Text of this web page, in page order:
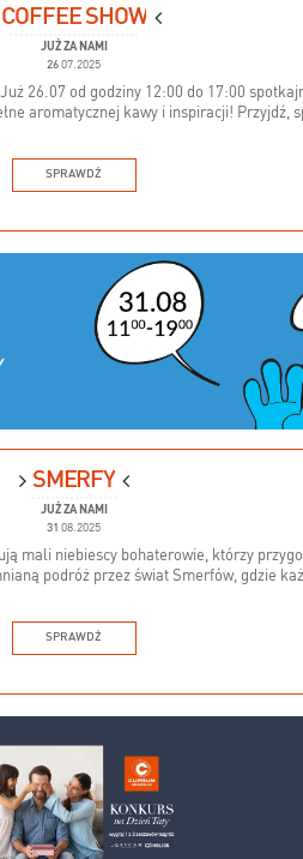
COFFEE SHOW
JUŻ ZA NAMI
26 07.2025
26.07 od godziny 12:00 do 17:00
aromatycznej kawy i inspiracji! Przyjdź,
SPRAWDŹ
SMERFY
JUŻ ZA NAMI
31 08.2025
mali niebiescy bohaterowie, którzy
podróż przez świat Smerfów, gdzie
SPRAWDŹ